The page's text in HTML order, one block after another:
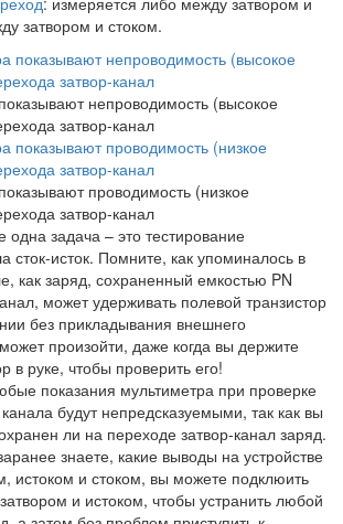
затвором и стоком.
непроводимость (высокое
затвор-канал
проводимость (низкое
затвор-канал
задача – это тестирование
сток-исток. Помните, как упоминалось в
как заряд, сохраненный емкостью PN
может удерживать полевой транзистор
без прикладывания внешнего
произойти, даже когда вы держите
в руке, чтобы проверить его!
показания мультиметра при проверке
канала будут непредсказуемыми, так как вы
ли на переходе затвор-канал заряд.
знаете, какие выводы на устройстве
истоком и стоком, вы можете подклюить
и истоком, чтобы устранить любой